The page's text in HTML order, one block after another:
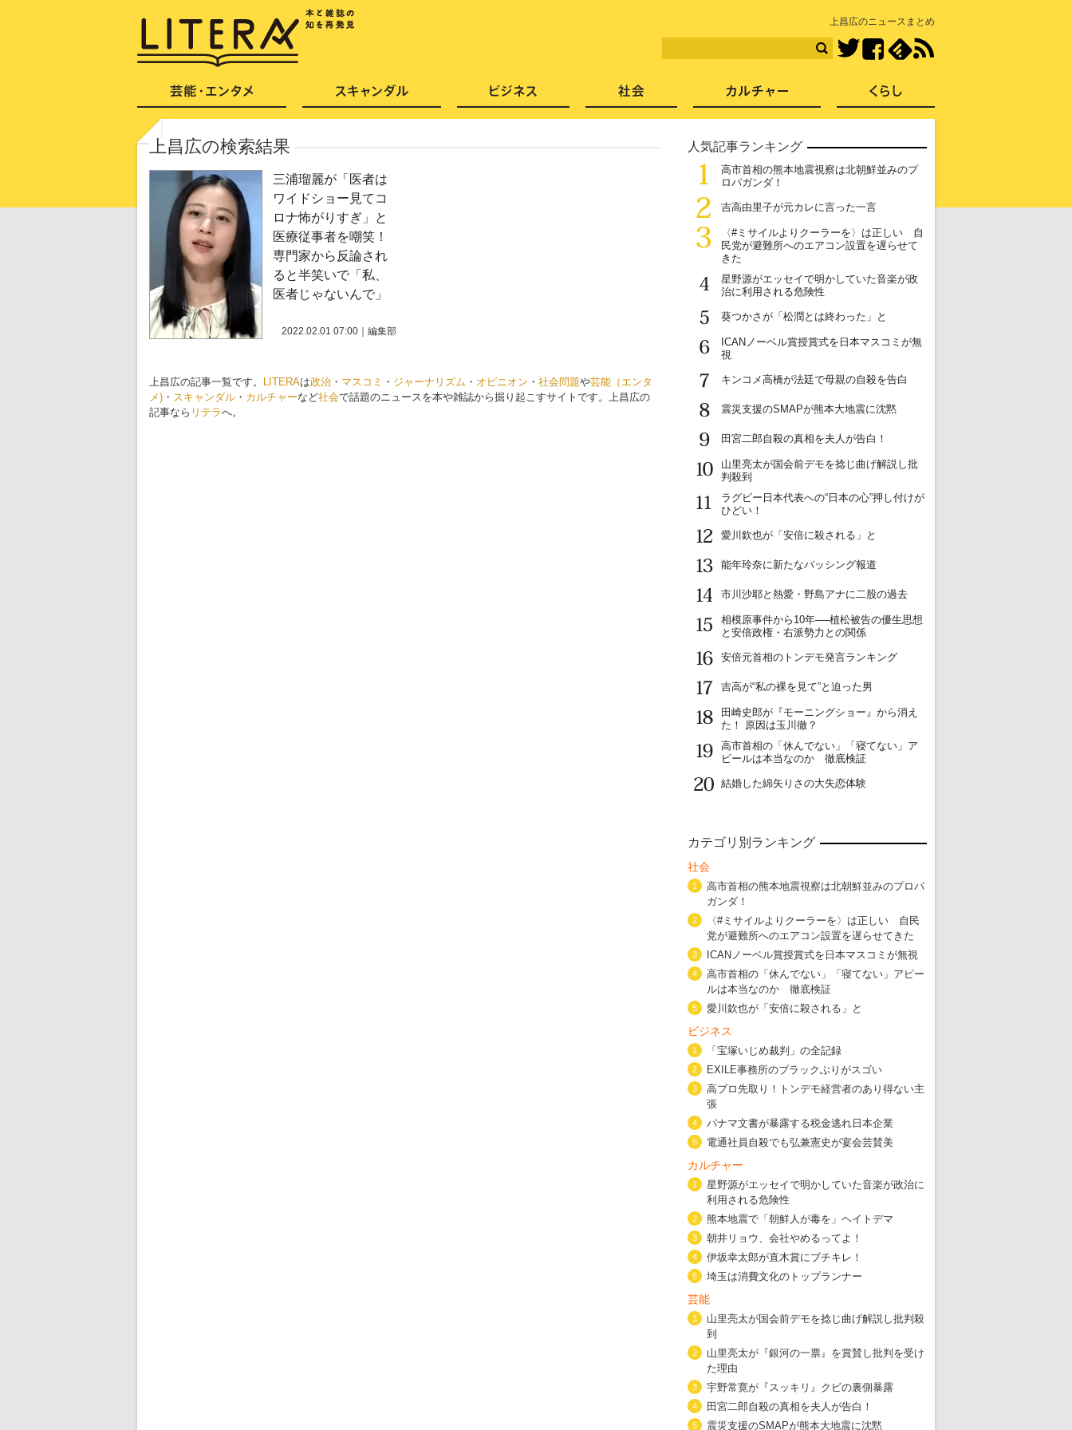
上昌広のニュースまとめ
TwitterFacebook
上昌広の検索結果
三浦瑠麗が「医者は
ワイドショー見てコ
ロナ怖がりすぎ」と
医療従事者を嘲笑！
専門家から反論され
ると半笑いで「私、
医者じゃないんで」
2022.02.01 07:00 編集部
上昌広の記事一覧です。 LITERAは政治 ・ マスコミ ・ ジャーナリズム ・ オピニオン ・ 社会問題や芸能（エンタ
メ) ・ スキャンダル ・ カルチャーなど社会で話題のニュースを本や雑誌から掘り起こすサイトです。上昌広の
記事なら リテラへ。
人気記事ランキング
1
高市首相の熊本地震視察は北朝鮮並みのプ
ロパガンダ！
2
吉高由里子が元カレに言った一言
3
〈#ミサイルよりクーラーを〉は正しい 自
民党が避難所へのエアコン設置を遅らせて
きた
4
星野源がエッセイで明かしていた音楽が政
治に利用される危険性
5
葵つかさが「松潤とは終わった」と
6
ICANノーベル賞授賞式を日本マスコミが無
視
7
キンコメ高橋が法廷で母親の自殺を告白
8
震災支援のSMAPが熊本大地震に沈黙
9
田宮二郎自殺の真相を夫人が告白！
10
山里亮太が国会前デモを捻じ曲げ解説し批
判殺到
11
ラグビー日本代表への“日本の心”押し付けが
ひどい！
12
愛川欽也が「安倍に殺される」と
13
能年玲奈に新たなバッシング報道
14
市川沙耶と熱愛・野島アナに二股の過去
15
相模原事件から10年──植松被告の優生思想
と安倍政権・右派勢力との関係
16
安倍元首相のトンデモ発言ランキング
17
吉高が“私の裸を見て”と迫った男
18
田崎史郎が『モーニングショー』から消え
た！ 原因は玉川徹？
19
高市首相の「休んでない」「寝てない」ア
ピールは本当なのか 徹底検証
20
結婚した綿矢りさの大失恋体験
カテゴリ別ランキング
社会
1
高市首相の熊本地震視察は北朝鮮並みのプロパ
ガンダ！
2
〈#ミサイルよりクーラーを〉は正しい 自民
党が避難所へのエアコン設置を遅らせてきた
3 ICANノーベル賞授賞式を日本マスコミが無視
4
高市首相の「休んでない」「寝てない」アピー
ルは本当なのか 徹底検証
5 愛川欽也が「安倍に殺される」と
ビジネス
1 「宝塚いじめ裁判」の全記録
2 EXILE事務所のブラックぶりがスゴい
3
高プロ先取り！トンデモ経営者のあり得ない主
張
4 パナマ文書が暴露する税金逃れ日本企業
5 電通社員自殺でも弘兼憲史が宴会芸賛美
カルチャー
1
星野源がエッセイで明かしていた音楽が政治に
利用される危険性
2 熊本地震で「朝鮮人が毒を」ヘイトデマ
3 朝井リョウ、会社やめるってよ！
4 伊坂幸太郎が直木賞にブチキレ！
5 埼玉は消費文化のトップランナー
芸能
1
山里亮太が国会前デモを捻じ曲げ解説し批判殺
到
2
山里亮太が『銀河の一票』を賞賛し批判を受け
た理由
3 宇野常寛が『スッキリ』クビの裏側暴露
4 田宮二郎自殺の真相を夫人が告白！
5 震災支援のSMAPが熊本大地震に沈黙
芸能・エンタメ スキャンダル 社会